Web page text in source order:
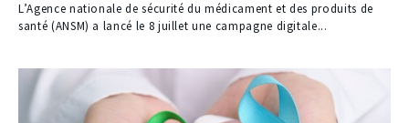
L’Agence nationale de sécurité du médicament et des produits de
santé (ANSM) a lancé le 8 juillet une campagne digitale...